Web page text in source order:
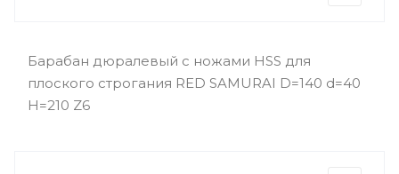
Барабан дюралевый с ножами HSS для
плоского строгания RED SAMURAI D=140 d=40
H=210 Z6